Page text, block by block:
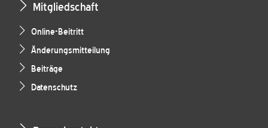
Mitgliedschaft
Online-Beitritt
Änderungsmitteilung
Beiträge
Datenschutz